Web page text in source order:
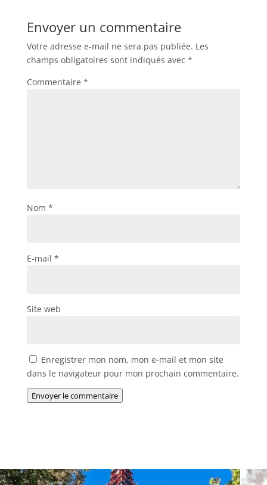
Envoyer un commentaire
Votre adresse e-mail ne sera pas publiée. Les
champs obligatoires sont indiqués avec *
Commentaire *
Nom *
E-mail *
Site web
Enregistrer mon nom, mon e-mail et mon site
dans le navigateur pour mon prochain commentaire.
Envoyer le commentaire